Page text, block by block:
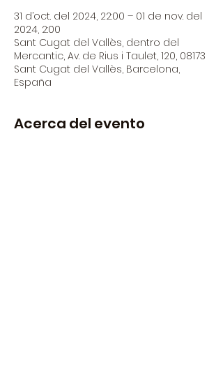
31 d’oct. del 2024, 22:00 – 01 de nov. del
2024, 2:00
Sant Cugat del Vallès, dentro del
Mercantic, Av. de Rius i Taulet, 120, 08173
Sant Cugat del Vallès, Barcelona,
España
Acerca del evento